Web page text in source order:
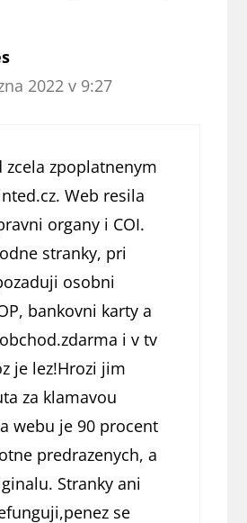
2022 v 9:27
zcela zpoplatnenym
Web resila
organy i COI.
stranky, pri
osobni
bankovni karty a
i v tv
je lez!Hrozi jim
za klamavou
webu je 90 procent
predrazenych, a
Stranky ani
se